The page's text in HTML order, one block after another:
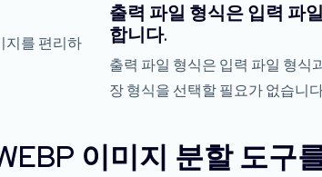
지를 편리하
출력 파일 형식은 입력 파
합니다.
출력 파일 형식은 입력 파일 형식
장 형식을 선택할 필요가 없습니
이미지 분할 도구